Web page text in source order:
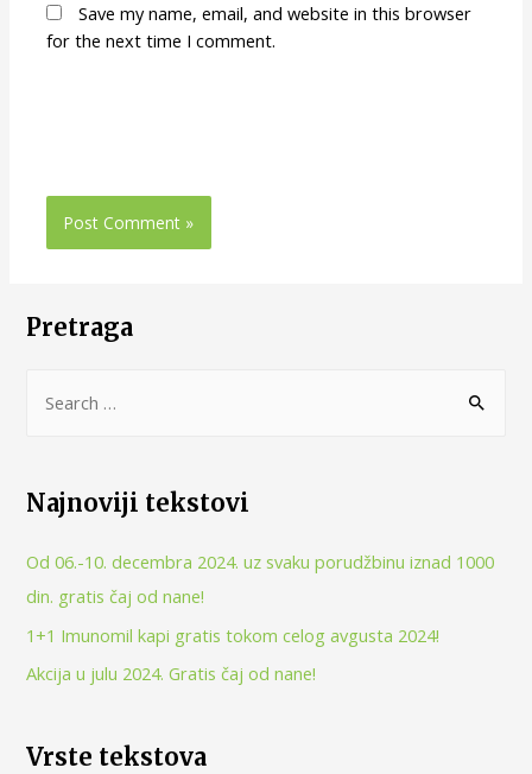
Save my name, email, and website in this browser
for the next time I comment.
Pretraga
Najnoviji tekstovi
Od 06.-10. decembra 2024. uz svaku porudžbinu iznad 1000
din. gratis čaj od nane!
1+1 Imunomil kapi gratis tokom celog avgusta 2024!
Akcija u julu 2024. Gratis čaj od nane!
Vrste tekstova